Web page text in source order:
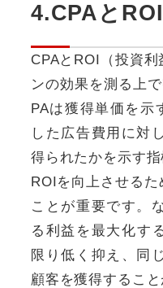
4.CPAと
CPAとROI（投資
ンの効果を測る上
PAは獲得単価を示
した広告費用に対
得られたかを示す指
ROIを向上させるた
ことが重要です。
る利益を最大化す
限り低く抑え、同
顧客を獲得するこ